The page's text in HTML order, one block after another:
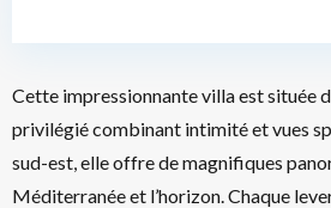
Cette impressionnante villa est située
privilégié combinant intimité et vues
sud-est, elle offre de magnifiques
Méditerranée et l’horizon. Chaque